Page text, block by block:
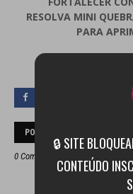
RESOLVA MINI
PARA
POSTAR UM COMENTÁRIO
0 Comentários
🔒 SITE
CONTEÚDO